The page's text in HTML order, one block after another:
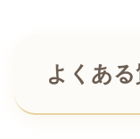
よくある